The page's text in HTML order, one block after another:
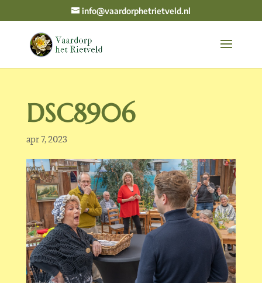
info@vaardorphetrietveld.nl
DSC8906
apr 7, 2023